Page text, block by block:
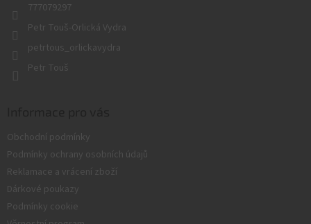
777079297
Petr Touš-Orlická Vydra
petrtous_orlickavydra
Petr Touš
Obchodní podmínky
Podmínky ochrany osobních údajů
Reklamace a vrácení zboží
Dárkové poukazy
Podmínky cookie